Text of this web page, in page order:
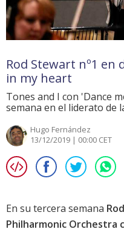
Rod Stewart nº1 en
in my heart
Tones and I con 'Dance
semana en el liderato de
Hugo Fernández
13/12/2019 | 00:00 CET
En su tercera semana
Philharmonic Orchestra